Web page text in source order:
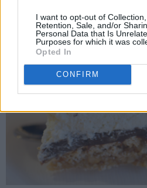
I want to opt-out of Collection,
Retention, Sale, and/or
Personal Data that Is
Purposes for which it was
Opted In
CONFIRM